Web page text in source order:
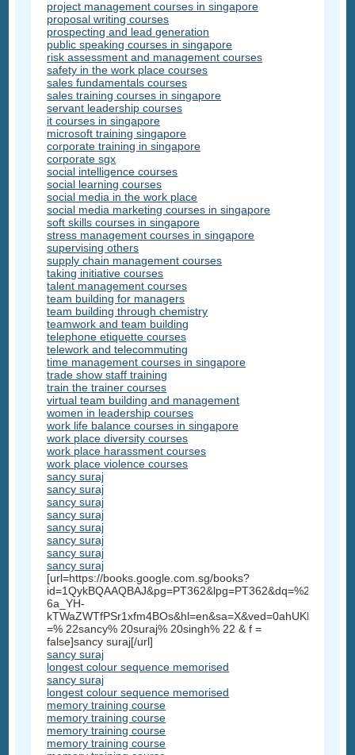
project management courses in singapore
proposal writing courses
prospecting and lead generation
public speaking courses in singapore
risk assessment and management courses
safety in the work place courses
sales fundamentals courses
sales training courses in singapore
servant leadership courses
it courses in singapore
microsoft training singapore
corporate training in singapore
corporate sgx
social intelligence courses
social learning courses
social media in the work place
social media marketing courses in singapore
soft skills courses in singapore
stress management courses in singapore
supervising others
supply chain management courses
taking initiative courses
talent management courses
team building for managers
team building through chemistry
teamwork and team building
telephone etiquette courses
telework and telecommuting
time management courses in singapore
trade show staff training
train the trainer courses
virtual team building and management
women in leadership courses
work life balance courses in singapore
work place diversity courses
work place harassment courses
work place violence courses
sancy suraj
sancy suraj
sancy suraj
sancy suraj
sancy suraj
sancy suraj
sancy suraj
sancy suraj
[url=https://books.google.com.sg/books?
6a_YH-
=% 22sancy% 20suraj% 20singh% 22 & f =
false]sancy suraj[/url]
sancy suraj
longest colour sequence memorised
sancy suraj
longest colour sequence memorised
memory training course
memory training course
memory training course
memory training course